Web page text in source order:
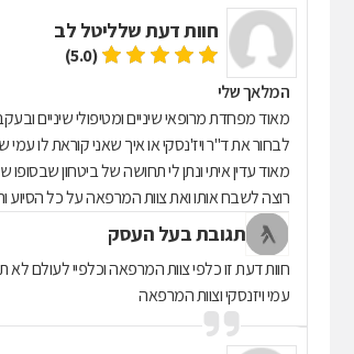
חוות דעת שלליטל לב
(5.0)
המלאך שלי
מאוד מפחדת מרופאי שיניים ומטיפולי שיניים
לבחור את ד"ר ויז'נסקי או איך שאני קוראת לו
מאוד עדין איתי ונתן לי תחושה של ביטחון
רוצה לשבח אותו ואת צוות המרפאה על כל
תגובת בעל העסק
חוות דעת זו כלפי צוות המרפאה וכלפיי לעולם
עמי ויזנסקי וצוות המרפאה